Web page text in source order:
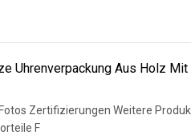
Uhrenverpackung Aus Holz
Zertifizierungen Weitere
F